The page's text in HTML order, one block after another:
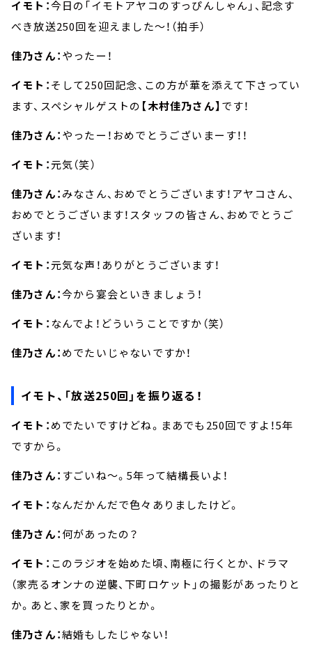
イモト：今日の「イモトアヤコのすっぴんしゃん」、記念す
べき放送250回を迎えました～！（拍手）
佳乃さん：やったー！
イモト：そして250回記念、この方が華を添えて下さってい
ます、スペシャルゲストの 【木村佳乃さん】です！
佳乃さん：やったー！おめでとうございまーす！！
イモト：元気（笑）
佳乃さん：みなさん、おめでとうございます！アヤコさん、
おめでとうございます！スタッフの皆さん、おめでとうご
ざいます！
イモト：元気な声！ありがとうございます！
佳乃さん：今から宴会といきましょう！
イモト： なんでよ！どういうことですか（笑）
佳乃さん：めでたいじゃないですか！
イモト、「放送250回」を振り返る！
イモト：めでたいですけどね。まあでも250回ですよ！5年
ですから。
佳乃さん： すごいね～。5年って結構長いよ！
イモト： なんだかんだで色々ありましたけど。
佳乃さん：何があったの？
イモト： このラジオを始めた頃、南極に行くとか、ドラマ
（家売るオンナの逆襲、下町ロケット」の撮影があったりと
か。あと、家を買ったりとか。
佳乃さん：結婚もしたじゃない！